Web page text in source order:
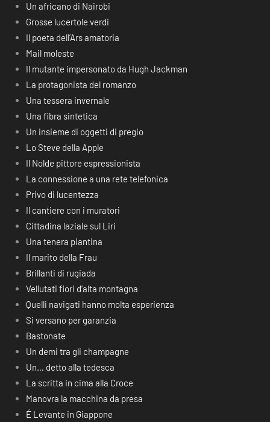
Un africano di Nairobi
Grosse lucertole verdi
Il poeta dell’Ars amatoria
Mail moleste
Il mutante impersonato da Hugh Jackman
La protagonista del romanzo
Una tessera invernale
Una fibra sintetica
Un insieme di oggetti di pregio
Lo Steve della Apple
Il Nolde pittore espressionista
La connessione a una rete telefonica
Privo di lucentezza
Il cantiere con i muratori
Cittadina laziale sul Liri
Una tenera piantina
Il marito della Frau
Brillanti di rugiada
Vellutati fiori d’alta montagna
Quelli navigati hanno molta esperienza
Si versano per garanzia
Bastonate
Un demi tra gli champagne
Un… detto alla tedesca
La scritta in cima alla Croce
Manovra la macchina da presa
É Levante in Giappone